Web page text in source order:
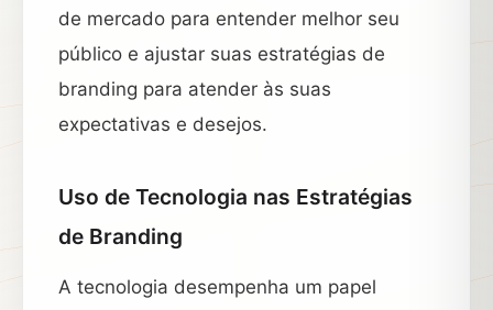
de mercado para entender melhor seu
público e ajustar suas estratégias de
branding para atender às suas
expectativas e desejos.
Uso de Tecnologia nas Estratégias
de Branding
A tecnologia desempenha um papel